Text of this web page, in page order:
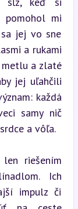
pomohol mi
jej vo sne
a rukami
metlu a zlaté
jej uľahčili
každá
samy nič
a vôľa.
riešením
Ich
impulz či